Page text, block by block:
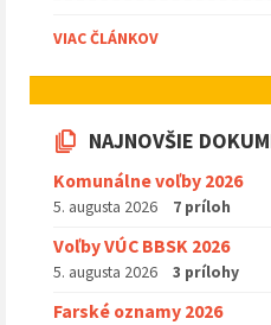
VIAC ČLÁNKOV
NAJNOVŠIE
Komunálne voľby 2026
5. augusta 2026 7 príloh
Voľby VÚC BBSK 2026
5. augusta 2026 3 prílohy
Farské oznamy 2026